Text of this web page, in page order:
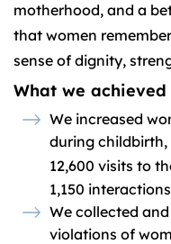
motherhood, and a
that women
sense of dignity,
What we achieved
We increased
during childbirth,
12,600 visits to
1,150
We collected
violations of